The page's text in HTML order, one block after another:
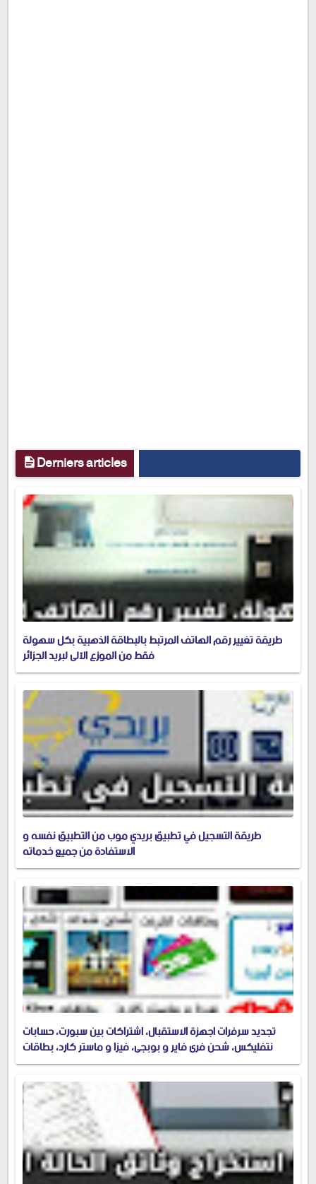
Derniers articles
طريقة تغيير رقم الهاتف المرتبط بالبطاقة الذهبية بكل سهولة
فقط من الموزع الآلي لبريد الجزائر
طريقة التسجيل في تطبيق بريدي موب من التطبيق نفسه و
الاستفادة من جميع خدماته
تجديد سرفرات اجهزة الاستقبال، اشتراكات بين سبورت، حسابات
نتفليكس، شحن فري فاير و بوبجي، فيزا و ماستر كارد، بطاقات
جوجل بلاي